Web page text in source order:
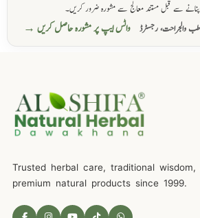
اپنانے سے قبل مستند معالج سے مشورہ ضرور کریں۔
والجراحت، رجسٹرڈ
واٹس ایپ پر مشورہ حاصل کریں →
Trusted herbal care, traditional wisdom,
premium natural products since 1999.